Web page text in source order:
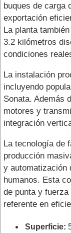
buques de carga
exportación
La planta
3.2 kilómetros
condiciones
La instalación
incluyendo
Sonata. Además
motores y
integración
La tecnología de
producción
y automatización
humanos. Esta
de punta y
referente en
Superficie: